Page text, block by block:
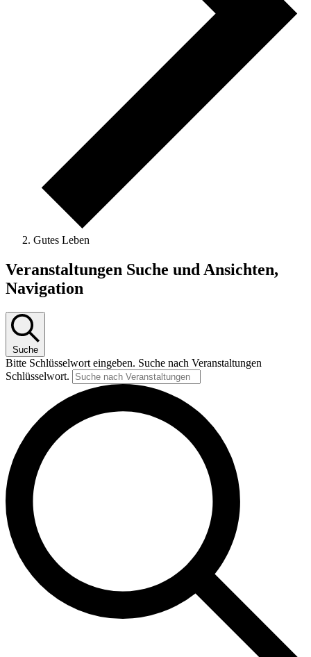
Gutes Leben
Veranstaltungen
Veranstaltungen Suche und Ansichten,
Navigation
Suche
Bitte Schlüsselwort eingeben. Suche nach Veranstaltungen
Schlüsselwort.